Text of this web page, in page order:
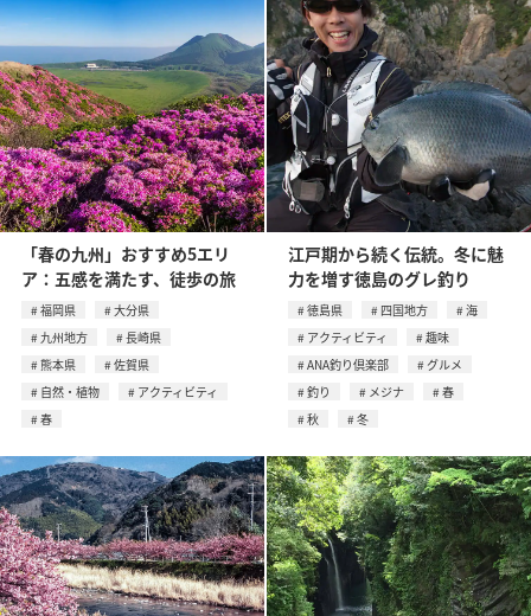
「春の九州」おすすめ5エリ
ア：五感を満たす、徒歩の旅
福岡県
大分県
九州地方
長崎県
熊本県
佐賀県
自然・植物
アクティビティ
春
江戸期から続く伝統。冬に魅
力を増す徳島のグレ釣り
徳島県 四国地方
海
アクティビティ
趣味
ANA釣り倶楽部
グルメ
釣り
メジナ
春
秋
冬